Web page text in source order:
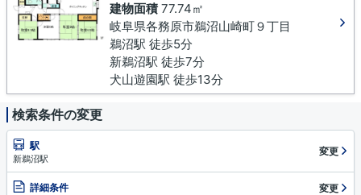
建物面積77.74㎡
岐阜県各務原市鵜沼山崎町９丁目
鵜沼駅 徒歩5分
新鵜沼駅 徒歩7分
犬山遊園駅 徒歩13分
検索条件の変更
駅
新鵜沼駅
変更
詳細条件 変更